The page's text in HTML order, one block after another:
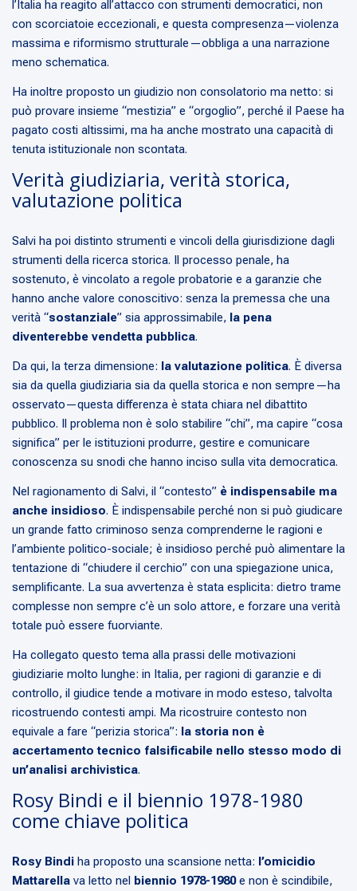
l’Italia ha reagito all’attacco con strumenti democratici, non
con scorciatoie eccezionali, e questa compresenza—violenza
massima e riformismo strutturale—obbliga a una narrazione
meno schematica.
Ha inoltre proposto un giudizio non consolatorio ma netto: si
può provare insieme “mestizia” e “orgoglio”, perché il Paese ha
pagato costi altissimi, ma ha anche mostrato una capacità di
tenuta istituzionale non scontata.
Verità giudiziaria, verità storica,
valutazione politica
Salvi ha poi distinto strumenti e vincoli della giurisdizione dagli
strumenti della ricerca storica. Il processo penale, ha
sostenuto, è vincolato a regole probatorie e a garanzie che
hanno anche valore conoscitivo: senza la premessa che una
verità “sostanziale” sia approssimabile, la pena
diventerebbe vendetta pubblica.
Da qui, la terza dimensione: la valutazione politica. È diversa
sia da quella giudiziaria sia da quella storica e non sempre—ha
osservato—questa differenza è stata chiara nel dibattito
pubblico. Il problema non è solo stabilire “chi”, ma capire “cosa
significa” per le istituzioni produrre, gestire e comunicare
conoscenza su snodi che hanno inciso sulla vita democratica.
Nel ragionamento di Salvi, il “contesto” è indispensabile ma
anche insidioso. È indispensabile perché non si può giudicare
un grande fatto criminoso senza comprenderne le ragioni e
l’ambiente politico-sociale; è insidioso perché può alimentare la
tentazione di “chiudere il cerchio” con una spiegazione unica,
semplificante. La sua avvertenza è stata esplicita: dietro trame
complesse non sempre c’è un solo attore, e forzare una verità
totale può essere fuorviante.
Ha collegato questo tema alla prassi delle motivazioni
giudiziarie molto lunghe: in Italia, per ragioni di garanzie e di
controllo, il giudice tende a motivare in modo esteso, talvolta
ricostruendo contesti ampi. Ma ricostruire contesto non
equivale a fare “perizia storica”: la storia non è
accertamento tecnico falsificabile nello stesso modo di
un’analisi archivistica.
Rosy Bindi e il biennio 1978-1980
come chiave politica
Rosy Bindi ha proposto una scansione netta: l’omicidio
Mattarella va letto nel biennio 1978-1980e non è scindibile,